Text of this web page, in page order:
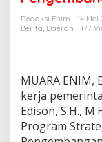
Redaksi Enim
14 Mei
Berita, Daerah 177
MUARA ENIM,
kerja
Edison, S.H.,
Program